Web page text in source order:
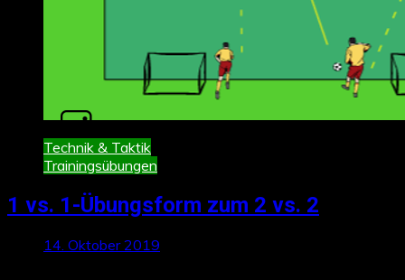
Technik & Taktik
Trainingsübungen
1 vs. 1-Übungsform zum 2 vs. 2
14. Oktober 2019